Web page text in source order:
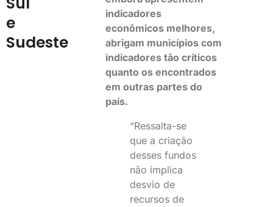
e
Sudeste
indicadores
econômicos melhores,
abrigam municípios com
indicadores tão críticos
quanto os encontrados
em outras partes do
país.
“Ressalta-se
que a criação
desses fundos
não implica
desvio de
recursos de